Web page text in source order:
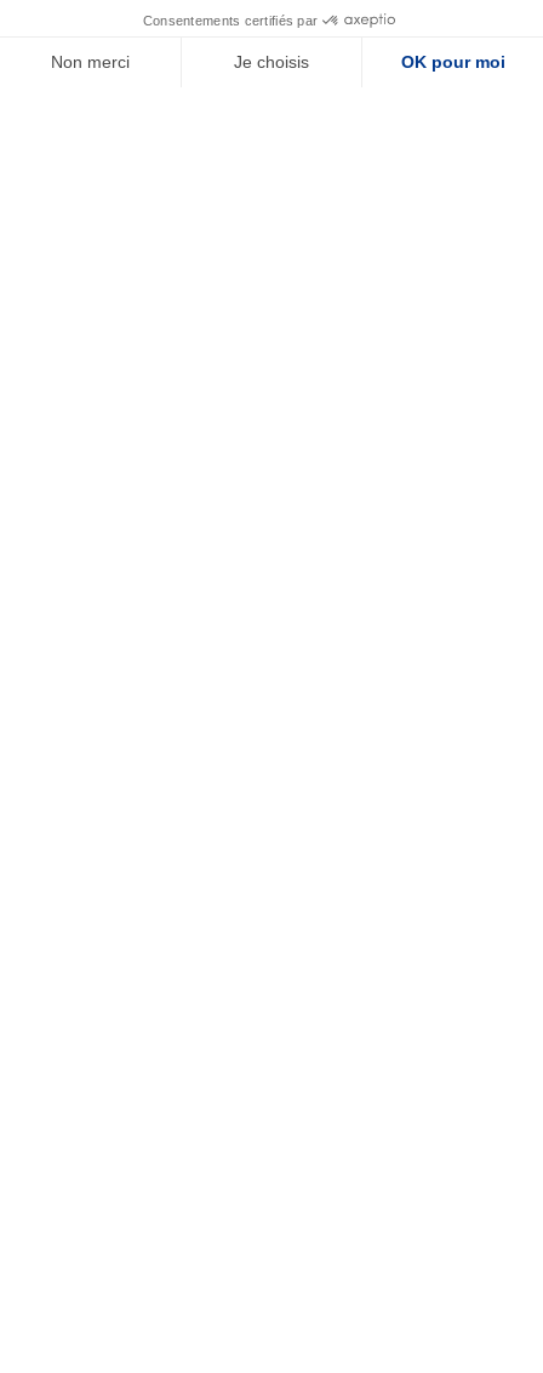
Consentements certifiés par
Non merci Je choisis OK pour moi